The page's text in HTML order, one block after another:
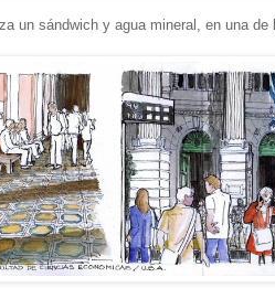
un sándwich y agua mineral, en una